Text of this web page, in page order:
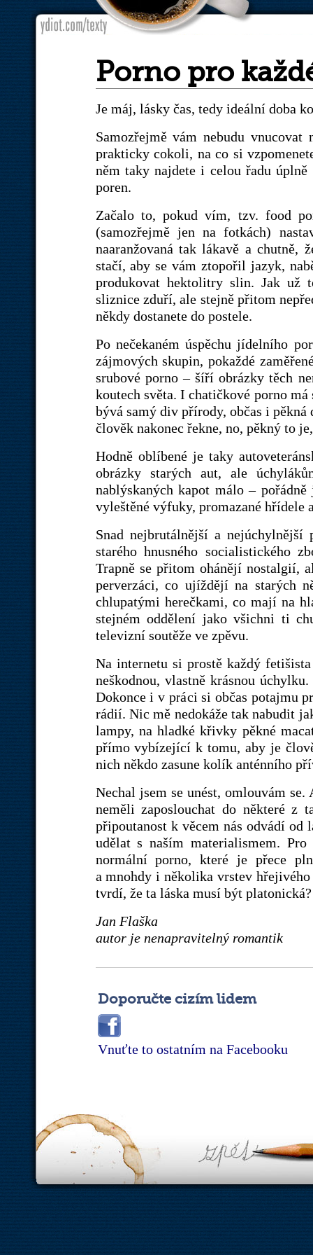
Porno pro
Je máj, lásky čas, tedy ideální doba
Samozřejmě vám nebudu vnucovat
prakticky cokoli, na co si
něm taky najdete i celou řadu
poren.
Začalo to, pokud vím, tzv. food
(samozřejmě jen na fotkách)
naaranžovaná tak lákavě a chutně,
stačí, aby se vám ztopořil jazyk,
produkovat hektolitry slin. Jak už
sliznice zduří, ale stejně přitom
někdy dostanete do postele.
Po nečekaném úspěchu jídelního
zájmových skupin, pokaždé
srubové porno – šíří obrázky těch
koutech světa. I chatičkové porno
bývá samý div přírody, občas i
člověk nakonec řekne, no, pěkný to
Hodně oblíbené je taky
obrázky starých aut, ale
nablýskaných kapot málo –
vyleštěné výfuky, promazané hřídele
Snad nejbrutálnější a
starého hnusného socialistického
Trapně se přitom ohánějí nostalgií,
perverzáci, co ujíždějí na starých
chlupatými herečkami, co mají na
stejném oddělení jako všichni ti
televizní soutěže ve zpěvu.
Na internetu si prostě každý
neškodnou, vlastně krásnou
Dokonce i v práci si občas potajmu
rádií. Nic mě nedokáže tak nabudit
lampy, na hladké křivky pěkné
přímo vybízející k tomu, aby je
nich někdo zasune kolík anténního
Nechal jsem se unést, omlouvám
neměli zaposlouchat do některé z
připoutanost k věcem nás odvádí od
udělat s naším materialismem.
normální porno, které je přece
a mnohdy i několika vrstev
tvrdí, že ta láska musí být platonická?
Jan Flaška
autor je nenapravitelný romantik
Doporučte cizím lidem
Vnuťte to ostatním na Facebooku